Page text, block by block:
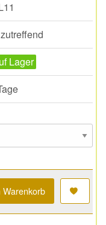
Lager
Warenkorb